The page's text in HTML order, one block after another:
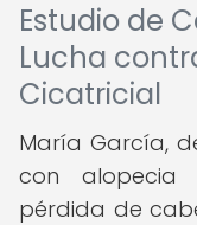
Estudio de
Lucha
Cicatricial
María García,
con alopecia
pérdida de